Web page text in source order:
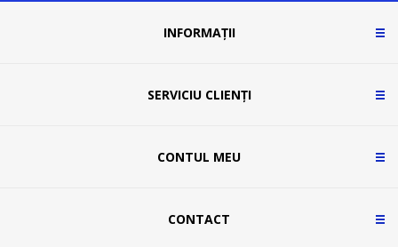
INFORMAȚII
SERVICIU CLIENȚI
CONTUL MEU
CONTACT